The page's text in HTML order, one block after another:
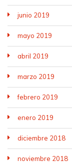
junio 2019
mayo 2019
abril 2019
marzo 2019
febrero 2019
enero 2019
diciembre 2018
noviembre 2018